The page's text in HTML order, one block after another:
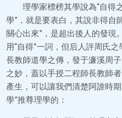
理學家標榜其學說為“自得
學”，就是要表白，其說非得自
關心出來”，是超出後人的發現
用“自得”一詞，但后人評周氏之
長教師道學之傳，發于濂溪周
之妙，蓋以手授二程師長教師
產生，可以讓我們清楚阿誰時
學”推尊理學的：